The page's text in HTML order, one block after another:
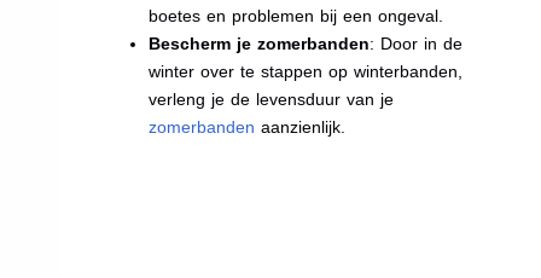
boetes en problemen bij een ongeval.
Bescherm je zomerbanden: Door in de
winter over te stappen op winterbanden,
verleng je de levensduur van je
zomerbanden aanzienlijk.